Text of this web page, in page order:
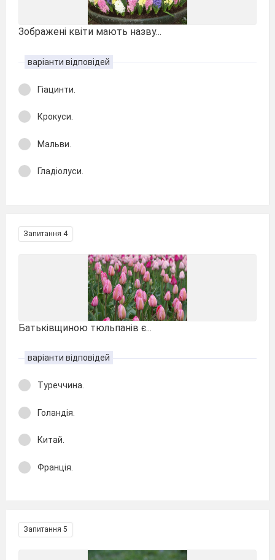
Зображені квіти мають назву...
варіанти відповідей
Гіацинти.
Крокуси.
Мальви.
Гладіолуси.
Запитання 4
Батьківщиною тюльпанів є...
варіанти відповідей
Туреччина.
Голандія.
Китай.
Франція.
Запитання 5